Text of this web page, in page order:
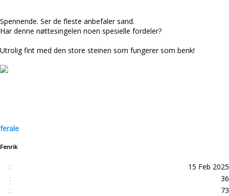
Spennende. Ser de fleste anbefaler sand.
Har denne nøttesingelen noen spesielle fordeler?
Utrolig fint med den store steinen som fungerer som benk!
ferale
Fenrik
15 Feb 2025
36
73